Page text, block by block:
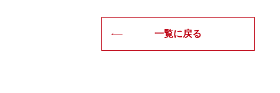
一覧に戻る